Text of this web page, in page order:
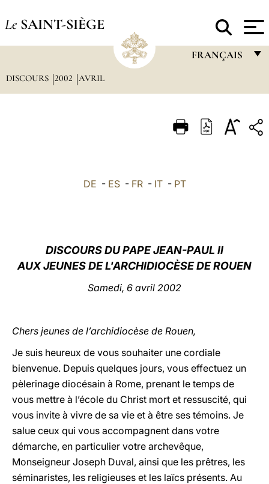
Le SAINT-SIÈGE
FRANÇAIS
ITALIANO
中文
DISCOURS 2002 AVRIL
DE - ES- FR- IT- PT
DISCOURS DU PAPE JEAN-PAUL II
AUX JEUNES DE L'ARCHIDIOCÈSE DE ROUEN
Samedi, 6 avril 2002
Chers jeunes de l’archidiocèse de Rouen,
Je suis heureux de vous souhaiter une cordiale
bienvenue. Depuis quelques jours, vous effectuez un
pèlerinage diocésain à Rome, prenant le temps de
vous mettre à l’école du Christ mort et ressuscité, qui
vous invite à vivre de sa vie et à être ses témoins. Je
salue ceux qui vous accompagnent dans votre
démarche, en particulier votre archevêque,
Monseigneur Joseph Duval, ainsi que les prêtres, les
séminaristes, les religieuses et les laïcs présents. Au